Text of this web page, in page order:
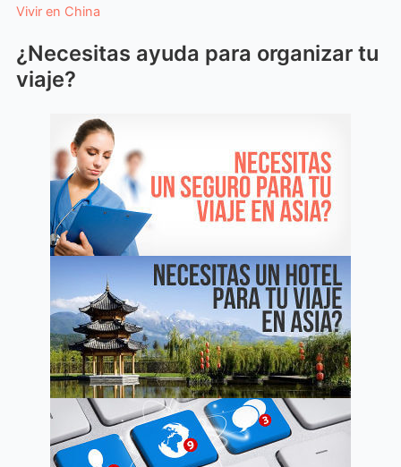
Vivir en China
¿Necesitas ayuda para organizar tu
viaje?